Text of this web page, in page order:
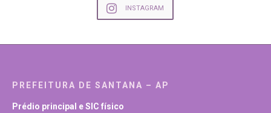
INSTAGRAM
PREFEITURA DE SANTANA – AP
Prédio principal e SIC físico